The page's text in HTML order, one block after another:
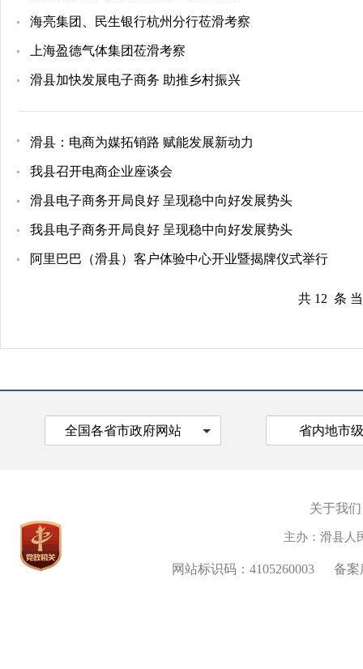
海亮集团、民生银行杭州分行莅滑考察
上海盈德气体集团莅滑考察
滑县加快发展电子商务 助推乡村振兴
滑县：电商为媒拓销路 赋能发展新动力
​我县召开电商企业座谈会
滑县电子商务开局良好 呈现稳中向好发展势头
我县电子商务开局良好 呈现稳中向好发展势头
阿里巴巴（滑县）客户体验中心开业暨揭牌仪式举行
共 12 条
全国各省市政府网站 省内地市
关于我们
主办：滑县人
网站标识码：4105260003 备案